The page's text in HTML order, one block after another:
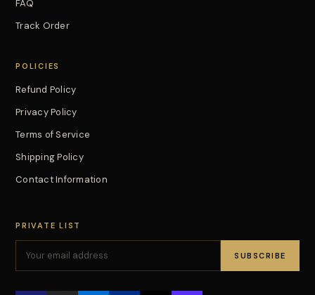
FAQ
Track Order
POLICIES
Refund Policy
Privacy Policy
Terms of Service
Shipping Policy
Contact Information
PRIVATE LIST
SUBSCRIBE